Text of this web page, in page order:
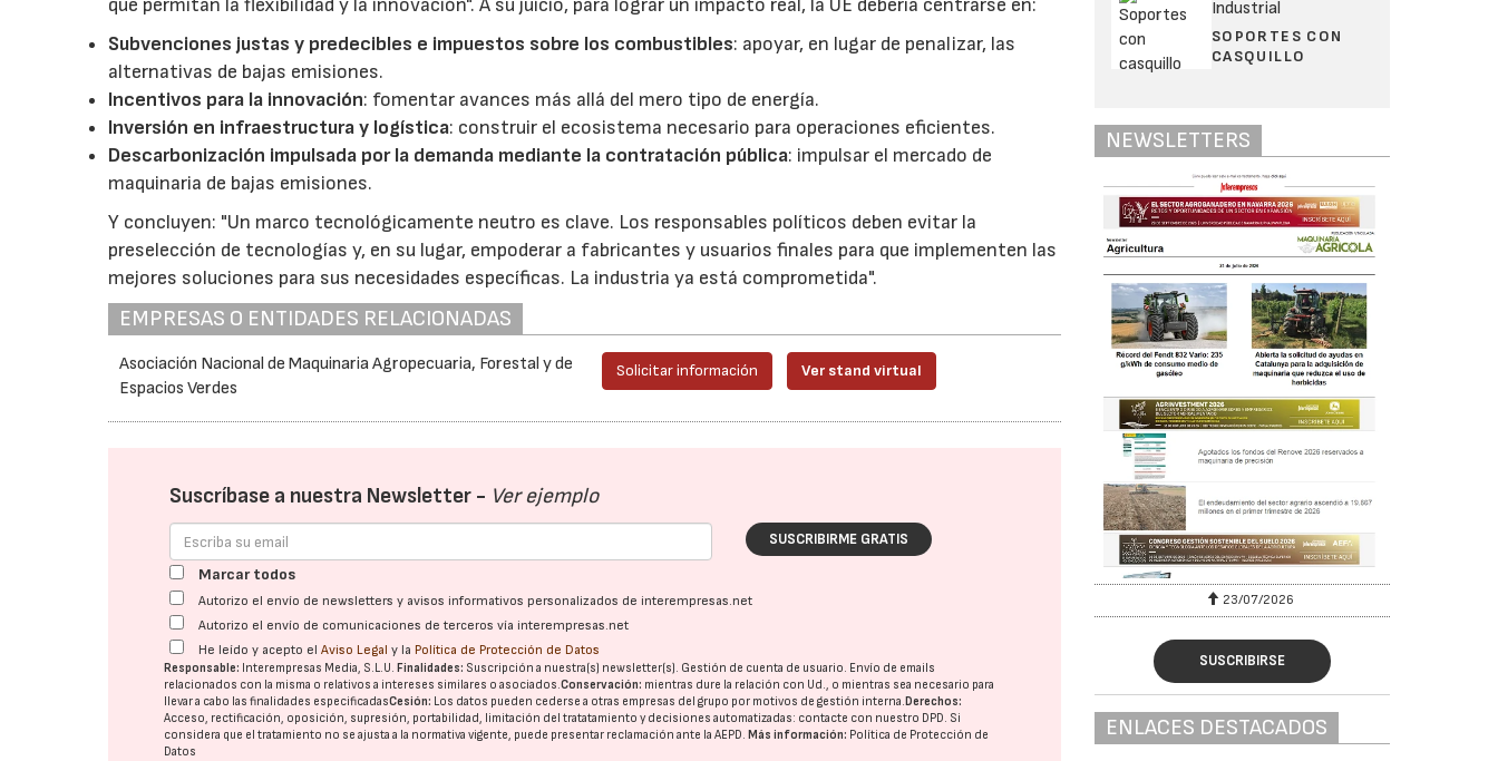
que permitan la flexibilidad y la innovación". A su juicio, para lograr un impacto real, la UE debería centrarse en:
Subvenciones justas y predecibles e impuestos sobre los combustibles: apoyar, en lugar de penalizar, las
alternativas de bajas emisiones.
Incentivos para la innovación: fomentar avances más allá del mero tipo de energía.
Inversión en infraestructura y logística: construir el ecosistema necesario para operaciones eficientes.
Descarbonización impulsada por la demanda mediante la contratación pública: impulsar el mercado de
maquinaria de bajas emisiones.
Y concluyen: "Un marco tecnológicamente neutro es clave. Los responsables políticos deben evitar la
preselección de tecnologías y, en su lugar, empoderar a fabricantes y usuarios finales para que implementen las
mejores soluciones para sus necesidades específicas. La industria ya está comprometida".
EMPRESAS O ENTIDADES RELACIONADAS
Asociación Nacional de Maquinaria Agropecuaria, Forestal y de
Espacios Verdes
Solicitar información Ver stand virtual
Suscríbase a nuestra Newsletter - Ver ejemplo
SUSCRIBIRME GRATIS
Marcar todos
Autorizo el envío de newsletters y avisos informativos personalizados de interempresas.net
Autorizo el envío de comunicaciones de terceros vía interempresas.net
He leído y acepto elAviso Legal y la Política de Protección de Datos
Responsable: Interempresas Media, S.L.U. Finalidades: Suscripción a nuestra(s) newsletter(s). Gestión de cuenta de usuario. Envío de emails
relacionados con la misma o relativos a intereses similares o asociados.Conservación: mientras dure la relación con Ud., o mientras sea necesario para
llevar a cabo las finalidades especificadasCesión: Los datos pueden cederse a otras empresas del grupo por motivos de gestión interna. Derechos:
Acceso, rectificación, oposición, supresión, portabilidad, limitación del tratatamiento y decisiones automatizadas: contacte con nuestro DPD. Si
considera que el tratamiento no se ajusta a la normativa vigente, puede presentar reclamación ante laAEPD. Más información: Política de Protección de
Datos
Industrial
SOPORTES CON
CASQUILLO
NEWSLETTERS
23/07/2026 23/07/2026
SUSCRIBIRSE
ENLACES DESTACADOS